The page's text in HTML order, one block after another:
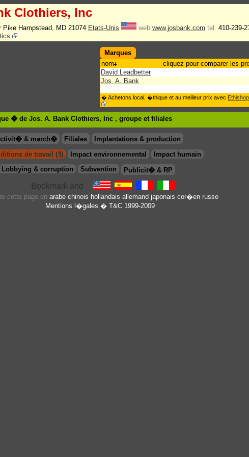
Clothiers, Inc
Pike Hampstead, MD 21074 Etats-Unis web www.josbank.com tel. 410-239-
Marques
nom
cliquez pour comparer les
David Leadbetter
Jos. A. Bank
� Achetons local, �thique et au meilleur prix avec Ethishop
� de Jos. A. Bank Clothiers, Inc , groupe et filiales
& march� Filiales
Implantations & production
de travail (3) Impact environnemental
Impact humain
Lobbying & corruption Subvention Publicit� & RP
cette page en arabe chinois hollandais allemand japonais cor�en russe
Mentions l�gales � T&C 1999-2009